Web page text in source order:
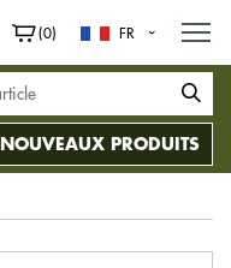
(0) FR
NOUVEAUX PRODUITS